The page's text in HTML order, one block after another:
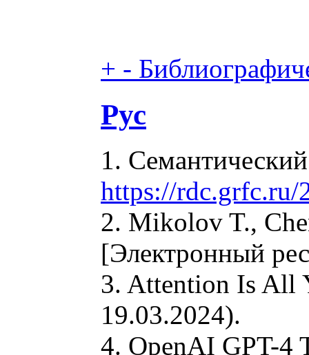
+ -
Рус
1.
https://rdc.grfc.ru/
2. Mikolov T.,
[Электронный
3. Attention Is All
19.03.2024).
4. OpenAI GPT-4